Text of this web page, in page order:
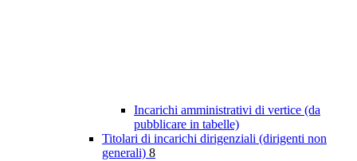
Incarichi amministrativi di vertice (da
pubblicare in tabelle)
Titolari di incarichi dirigenziali (dirigenti non
generali) 8